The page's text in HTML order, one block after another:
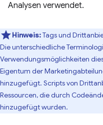
Analysen verwendet.
Hinweis:Tags und
Die unterschiedliche
Verwendungsmöglichkeiten
Eigentum der
hinzugefügt. Scripts von
Ressourcen, die durch
hinzugefügt wurden.